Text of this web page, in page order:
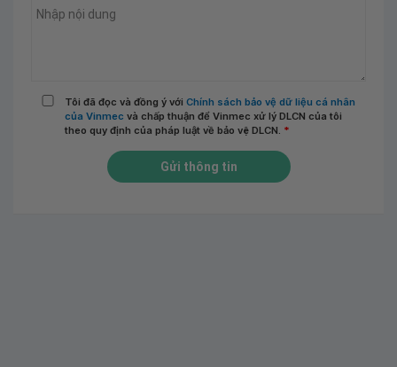
Tôi đã đọc và đồng ý với Chính sách bảo vệ dữ liệu cá nhân
của Vinmec và chấp thuận để Vinmec xử lý DLCN của tôi
theo quy định của pháp luật về bảo vệ DLCN. *
Gửi thông tin